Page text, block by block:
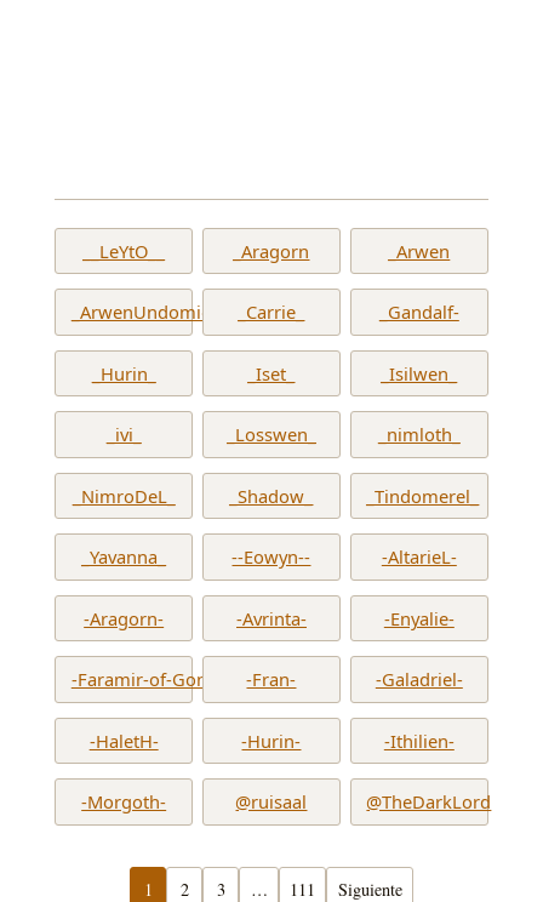
__LeYtO__ _Aragorn _Arwen
_ArwenUndomiel_ _Carrie_ _Gandalf-
_Hurin_ _Iset_ _Isilwen_
_ivi_ _Losswen_ _nimloth_
_NimroDeL_ _Shadow_ _Tindomerel_
_Yavanna_ --Eowyn-- -AltarieL-
-Aragorn- -Avrinta- -Enyalie-
-Faramir-of-Gondor- -Fran- -Galadriel-
-HaletH- -Hurin- -Ithilien-
-Morgoth- @ruisaal @TheDarkLord
1 2 3 … 111 Siguiente